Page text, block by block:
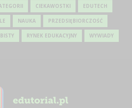
CIEKAWOSTKI EDUTECH
NAUKA PRZEDSIĘBIORCZOŚĆ
RYNEK EDUKACYJNY WYWIADY